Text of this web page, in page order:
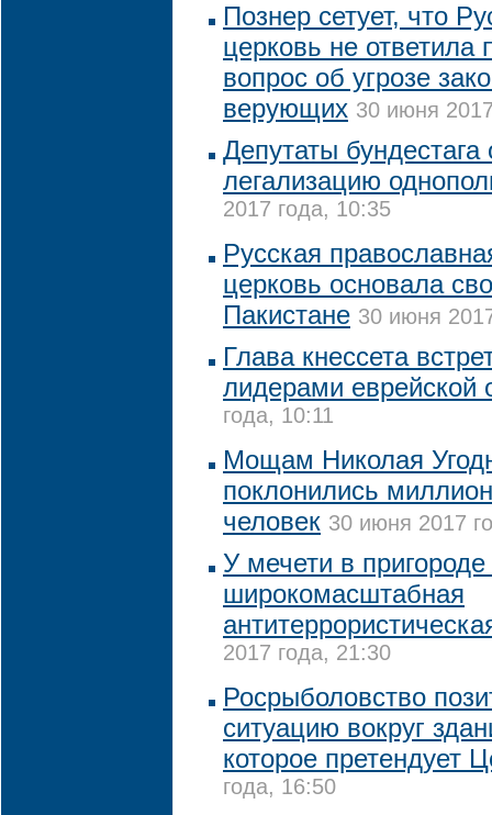
Познер сетует, что
церковь не ответила
вопрос об угрозе
верующих 30 июня
Депутаты бундестага
легализацию
2017 года, 10:35
Русская
церковь основала
Пакистане 30 июня
Глава кнессета
лидерами
года, 10:11
Мощам Николая
поклонились
человек 30 июня 2017
У мечети в
широкомасштабная
2017 года, 21:30
Росрыболовство
ситуацию вокруг
которое претендует
года, 16:50